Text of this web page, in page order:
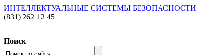
ИНТЕЛЛЕКТУАЛЬНЫЕ СИСТЕМЫ БЕЗОПАСНОСТИ
(831) 262-12-45
Поиск